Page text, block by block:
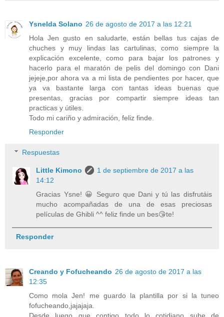
Ysnelda Solano 26 de agosto de 2017 a las 12:21
Hola Jen gusto en saludarte, están bellas tus cajas de
chuches y muy lindas las cartulinas, como siempre la
explicación excelente, como para bajar los patrones y
hacerlo para el maratón de pelis del domingo con Dani
jejeje,por ahora va a mi lista de pendientes por hacer, que
ya va bastante larga con tantas ideas buenas que
presentas, gracias por compartir siempre ideas tan
practicas y útiles.
Todo mi cariño y admiración, feliz finde.
Responder
Respuestas
Little Kimono
1 de septiembre de 2017 a las
14:12
Gracias Ysne! 😀 Seguro que Dani y tú las disfrutáis
mucho acompañadas de una de esas preciosas
películas de Ghibli ^^ feliz finde un bes😘te!
Responder
Creando y Fofucheando 26 de agosto de 2017 a las
12:35
Como mola Jen! me guardo la plantilla por si la tuneo
fofucheando,jajajaja.